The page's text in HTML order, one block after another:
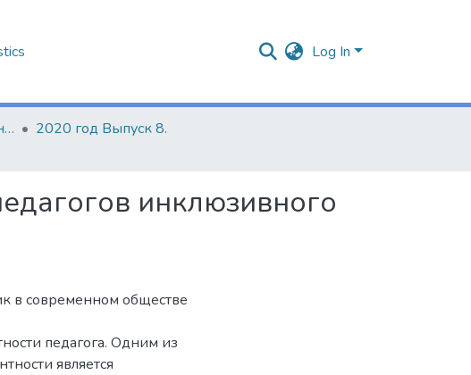
Log In
Серия Педагогические науки. Психологические науки. Филологические науки (литературоведение)
2020 год Выпуск 8.
инклюзивного
в современном обществе
педагога. Одним из
является